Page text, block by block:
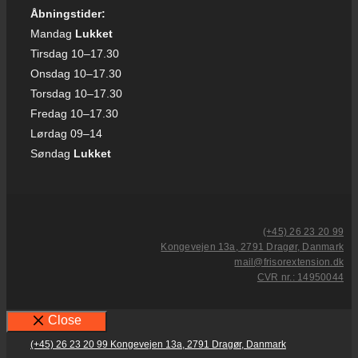
Åbningstider:
Mandag Lukket
Tirsdag 10–17.30
Onsdag 10–17.30
Torsdag 10–17.30
Fredag 10–17.30
Lørdag 09–14
Søndag Lukket
(+45) 26 23 20 99
Kongevejen 13a, 2791 Dragør, Danmark
mail@frisorextension.dk
CVR nr.: 14950044
Close
(+45) 26 23 20 99 Kongevejen 13a, 2791 Dragør, Danmark